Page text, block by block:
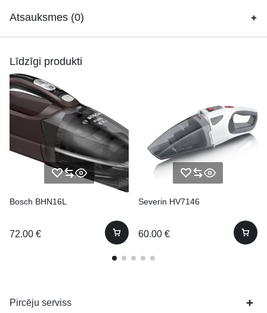
Atsauksmes (0)
Līdzīgi produkti
Bosch BHN16L
72.00 €
Severin HV7146
60.00 €
Pircēju serviss